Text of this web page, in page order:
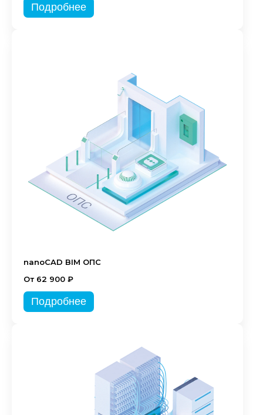
Подробнее
nanoCAD BIM ОПС
От 62 900 ₽
Подробнее